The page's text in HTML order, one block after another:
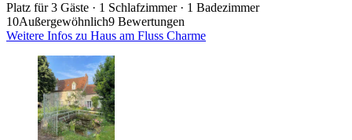
Platz für 3 Gäste · 1 Schlafzimmer · 1 Badezimmer
10Außergewöhnlich9 Bewertungen
Weitere Infos zu Haus am Fluss Charme